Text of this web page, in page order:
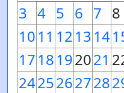
3 4 5 6 7 8
1011 121314
1718192021
2425262728